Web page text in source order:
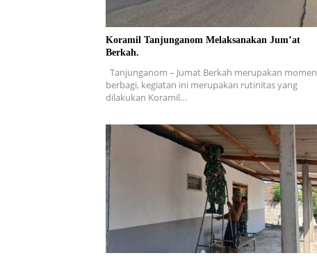
Koramil Tanjunganom Melaksanakan Jum’at
Berkah.
Tanjunganom – Jumat Berkah merupakan momen
berbagi, kegiatan ini merupakan rutinitas yang
dilakukan Koramil…